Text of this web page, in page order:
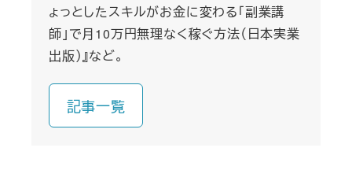
ょっとしたスキルがお金に変わる「副業講
師」で月10万円無理なく稼ぐ方法（日本実業
出版）』など。
記事一覧